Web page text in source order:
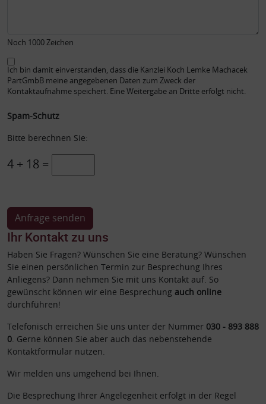
Noch 1000 Zeichen
Ich bin damit einverstanden, dass die Kanzlei Koch Lemke Machacek
PartGmbB meine angegebenen Daten zum Zweck der
Kontaktaufnahme speichert. Eine Weitergabe an Dritte erfolgt nicht.
Spam-Schutz
Bitte berechnen Sie:
4 + 18 =
Ihr Kontakt zu uns
Haben Sie Fragen? Wünschen Sie eine Beratung? Wünschen
Sie einen persönlichen Termin zur Besprechung Ihres
Anliegens? Dann nehmen Sie mit uns Kontakt auf. So
gewünscht können wir eine Besprechung auch online
durchführen!
Telefonisch erreichen Sie uns unter der Nummer 030 - 893 888
0. Gerne können Sie aber auch das nebenstehende
Kontaktformular nutzen.
Wir melden uns umgehend bei Ihnen.
Die Besprechung Ihrer Angelegenheit erfolgt in der Regel